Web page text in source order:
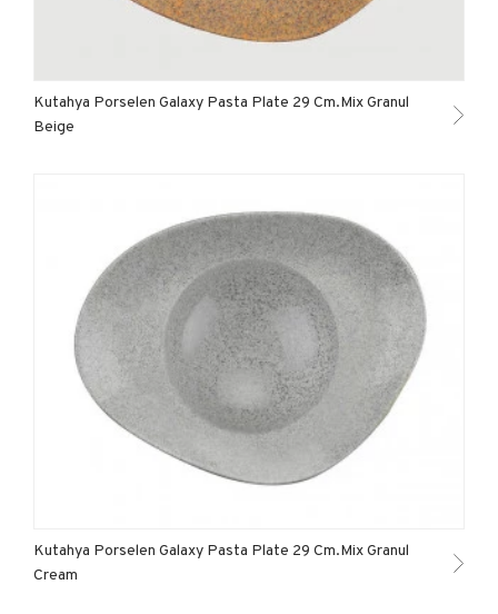
Kutahya Porselen Galaxy Pasta Plate 29 Cm.Mix Granul
Beige
Kutahya Porselen Galaxy Pasta Plate 29 Cm.Mix Granul
Cream